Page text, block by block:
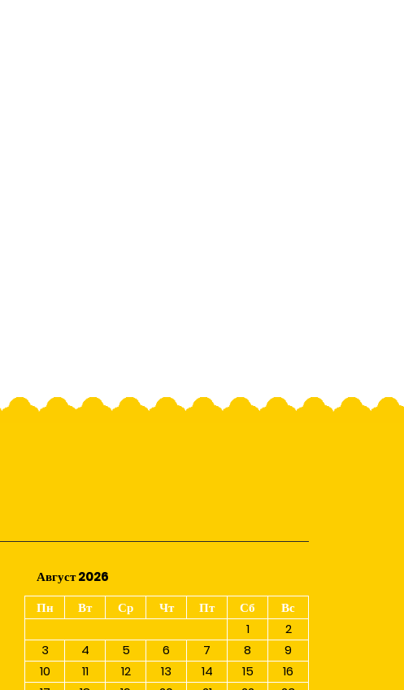
Август 2026
Пн
Вт Ср Чт Пт Сб
Вс
1
2
3
4 5 6 7 8
9
10
11 12 13 14 15
16